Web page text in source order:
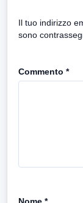
Il tuo indirizzo
sono
Commento *